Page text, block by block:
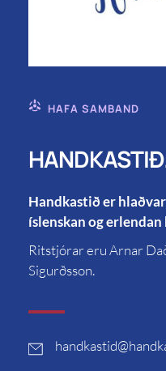
HAFA SAMBAND
Handkastið er
íslenskan og
Ritstjórar eru Arnar
Sigurðsson.
handkastid